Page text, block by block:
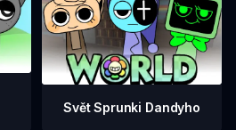
Svět Sprunki Dandyho